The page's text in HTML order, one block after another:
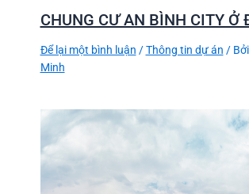
CHUNG CƯ AN BÌNH CITY Ở
Để lại một bình luận /Thông tin dự án / Bởi
Minh